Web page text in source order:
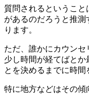
質問されるということ
があるのだろうと推
ります。
ただ、誰かにカウンセ
少し時間が経てばとか
とを決めるまでに時間
特に地方などはその傾